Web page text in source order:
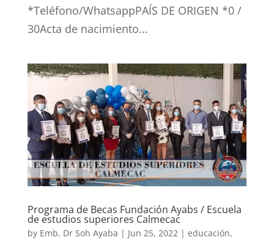
*Teléfono/WhatsappPAÍS DE ORIGEN *0 /
30Acta de nacimiento...
Programa de Becas Fundación Ayabs / Escuela
de estudios superiores Calmecac
by Emb. Dr Soh Ayaba | Jun 25, 2022| educación,